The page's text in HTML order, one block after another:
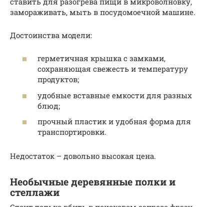
замораживать, мыть в посудомоечной машине.
Достоинства модели:
герметичная крышка с замками,
сохраняющая свежесть и температуру
продуктов;
удобные вставные емкости для разных
блюд;
прочный пластик и удобная форма для
транспортировки.
Недостаток – довольно высокая цена.
Необычные деревянные полки и
стеллажи